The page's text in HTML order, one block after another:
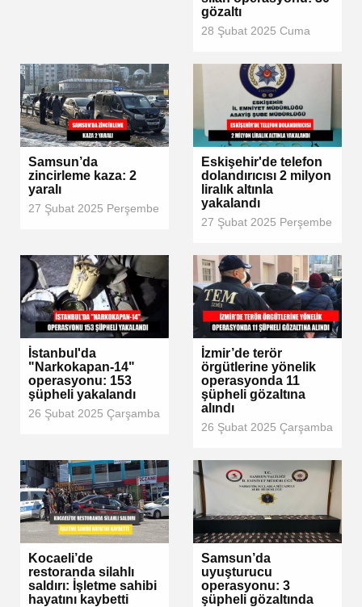
gözaltı
28 Şubat 2025 Cuma
Samsun’da
zincirleme kaza: 2
yaralı
27 Şubat 2025 Perşembe
Eskişehir'de telefon
dolandırıcısı 2 milyon
liralık altınla
yakalandı
27 Şubat 2025 Perşembe
İstanbul'da
"Narkokapan-14"
operasyonu: 153
şüpheli yakalandı
26 Şubat 2025 Çarşamba
İzmir’de terör
örgütlerine yönelik
operasyonda 11
şüpheli gözaltına
alındı
26 Şubat 2025 Çarşamba
Kocaeli’de
restoranda silahlı
saldırı: İşletme sahibi
hayatını kaybetti
Samsun’da
uyuşturucu
operasyonu: 3
şüpheli gözaltında